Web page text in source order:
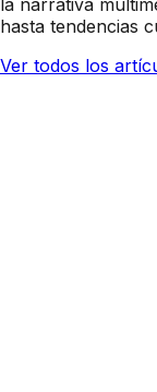
la narrativa
hasta tendencias
Ver todos los